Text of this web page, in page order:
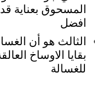
المسحوق بعناية
افضل
الثالث هو أن
بقايا الاوساخ
للغسالة